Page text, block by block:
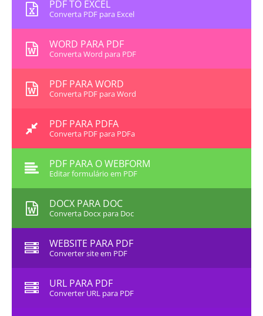
PDF TO EXCEL
Converta PDF para Excel
WORD PARA PDF
Converta Word para PDF
PDF PARA WORD
Converta PDF para Word
PDF PARA PDFA
Converta PDF para PDFa
PDF PARA O WEBFORM
Editar formulário em PDF
DOCX PARA DOC
Converta Docx para Doc
WEBSITE PARA PDF
Converter site em PDF
URL PARA PDF
Converter URL para PDF